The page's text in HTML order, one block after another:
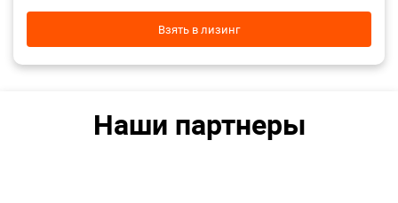
Взять в лизинг
Наши партнеры